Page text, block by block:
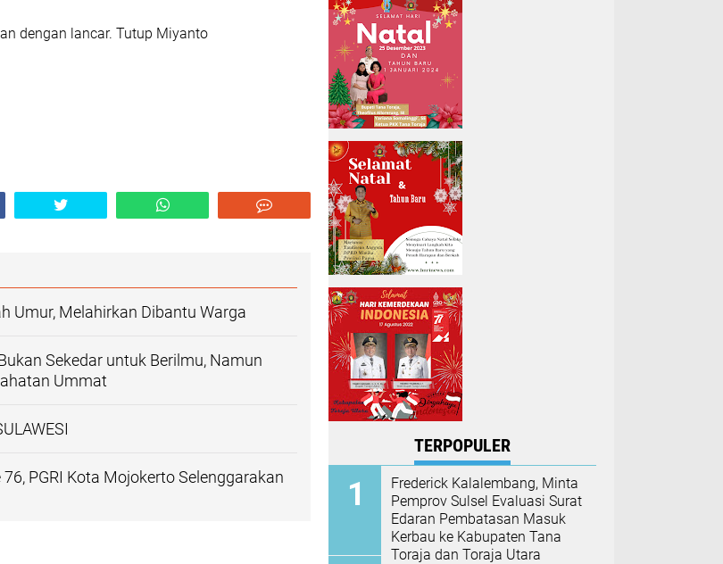
dengan lancar. Tutup Miyanto
Umur, Melahirkan Dibantu Warga
Sekedar untuk Berilmu, Namun
Ummat
PGRI Kota Mojokerto Selenggarakan
TERPOPULER
Frederick Kalalembang, Minta
Pemprov Sulsel Evaluasi Surat
Edaran Pembatasan Masuk
Kerbau ke Kabupaten Tana
Toraja dan Toraja Utara